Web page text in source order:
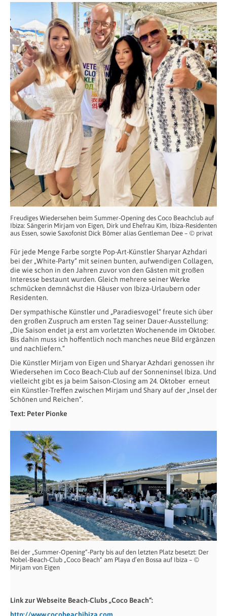
Freudiges Wiedersehen beim Summer-Opening des Coco Beachclub auf
Ibiza: Sängerin Mirjam von Eigen, Dirk und Ehefrau Kim, Ibiza-Residenten
aus Essen, sowie Saxofonist Dick Bömer alias Gentleman Dee – © privat
Für jede Menge Farbe sorgte Pop-Art-Künstler Sharyar Azhdari
bei der „White-Party“ mit seinen bunten, aufwendigen Collagen,
die wie schon in den Jahren zuvor von den Gästen mit großen
Interesse bestaunt wurden. Gleich mehrere seiner Werke
schmücken demnächst die Häuser von Ibiza-Urlaubern oder
Residenten.
Der sympathische Künstler und „Paradiesvogel“ freute sich über
den großen Zuspruch am ersten Tag seiner Dauer-Ausstellung:
„Die Saison endet ja erst am vorletzten Wochenende im Oktober.
Bis dahin muss ich hoffentlich noch manches neue Bild ergänzen
und nachliefern.“
Die Künstler Mirjam von Eigen und Sharyar Azhdari genossen ihr
Wiedersehen im Coco Beach-Club auf der Sonneninsel Ibiza. Und
vielleicht gibt es ja beim Saison-Closing am 24. Oktober erneut
ein Künstler-Treffen zwischen Mirjam und Shary auf der „Insel der
Schönen und Reichen“.
Text: Peter Pionke
Bei der „Summer-Opening“-Party bis auf den letzten Platz besetzt: Der
Nobel-Beach-Club „Coco Beach“ am Playa d’en Bossa auf Ibiza – ©
Mirjam von Eigen
Link zur Webseite Beach-Clubs „Coco Beach“: